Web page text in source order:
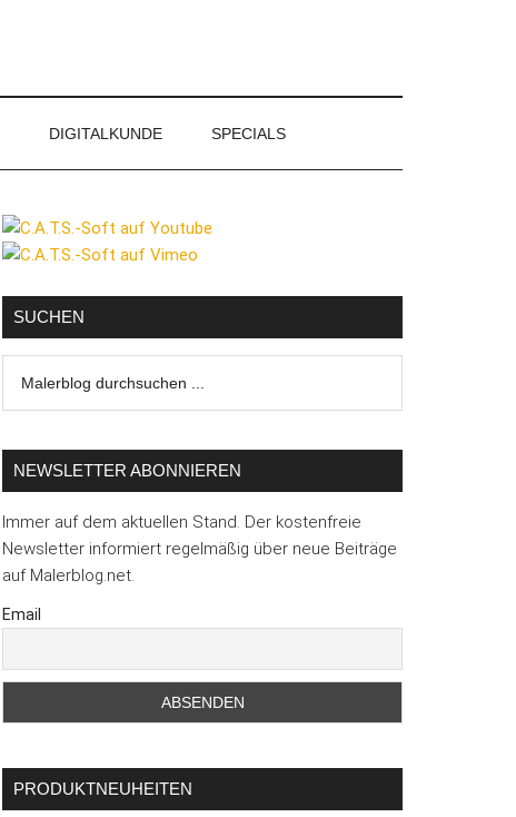
DIGITALKUNDE SPECIALS
Seitenspalte
SUCHEN
durchsuchen
NEWSLETTER ABONNIEREN
Immer auf dem aktuellen Stand. Der kostenfreie
Newsletter informiert regelmäßig über neue Beiträge
auf Malerblog.net.
Email
PRODUKTNEUHEITEN